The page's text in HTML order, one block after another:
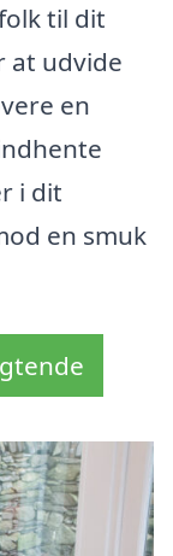
til dit
at udvide
en
i dit
en smuk